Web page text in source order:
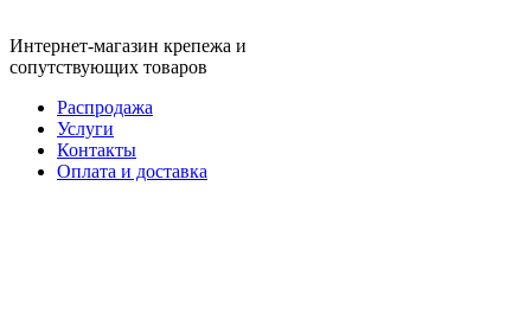
Интернет-магазин крепежа и
сопутствующих товаров
Распродажа
Услуги
Контакты
Оплата и доставка